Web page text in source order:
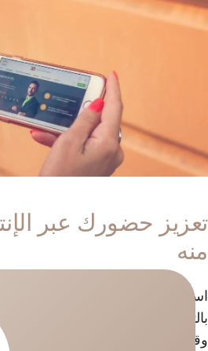
تعزيز حضورك عبر
منه
استراتيجية التسويق الرقمي الخاصة
بالتسويق ، هناك بعض الاتجاهات التي
وقت لآخر ، تحتاج إلى تقييم الأشياء